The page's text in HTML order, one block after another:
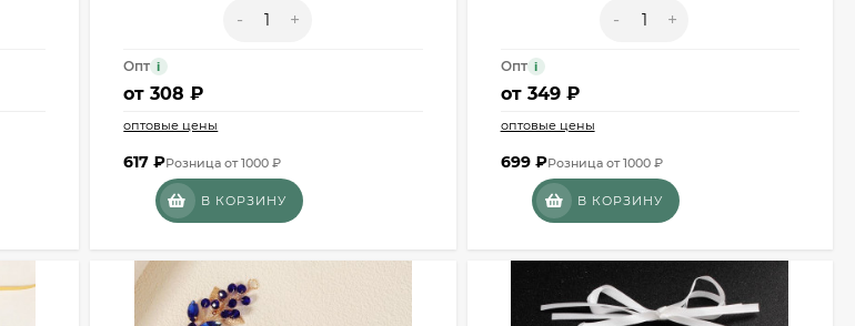
- +
Опт i
от308 ₽
оптовые цены
617₽Розница от 1000 ₽
В КОРЗИНУ
- +
Опт i
от 349 ₽
оптовые цены
699 ₽Розница от 1000 ₽
В КОРЗИНУ